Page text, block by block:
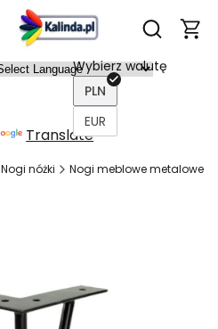
Otwórz
Translate
Wybierz walutę
PLN
EUR
Nogi nóżki Nogi meblowe metalowe